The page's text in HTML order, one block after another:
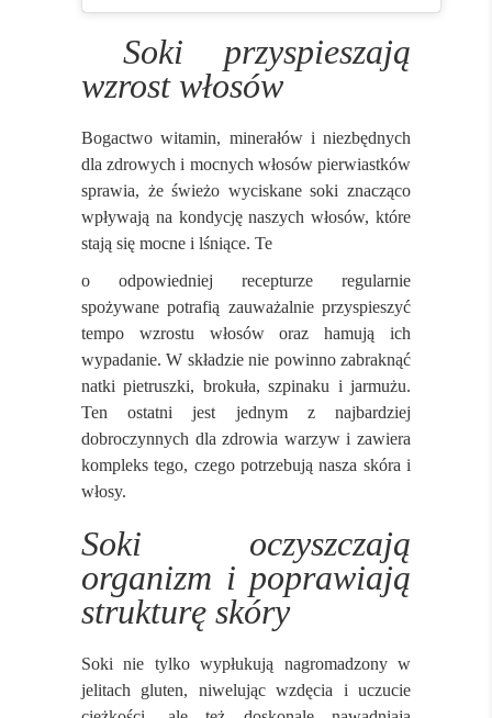
Soki przyspieszają
wzrost włosów
Bogactwo witamin, minerałów i niezbędnych
dla zdrowych i mocnych włosów pierwiastków
sprawia, że świeżo wyciskane soki znacząco
wpływają na kondycję naszych włosów, które
stają się mocne i lśniące. Te
o odpowiedniej recepturze regularnie
spożywane potrafią zauważalnie przyspieszyć
tempo wzrostu włosów oraz hamują ich
wypadanie. W składzie nie powinno zabraknąć
natki pietruszki, brokuła, szpinaku i jarmużu.
Ten ostatni jest jednym z najbardziej
dobroczynnych dla zdrowia warzyw i zawiera
kompleks tego, czego potrzebują nasza skóra i
włosy.
Soki oczyszczają
organizm i poprawiają
strukturę skóry
Soki nie tylko wypłukują nagromadzony w
jelitach gluten, niwelując wzdęcia i uczucie